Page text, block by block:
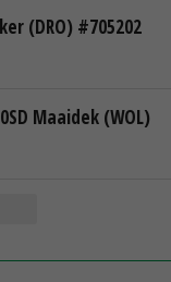
(DRO) #705202
Maaidek (WOL)